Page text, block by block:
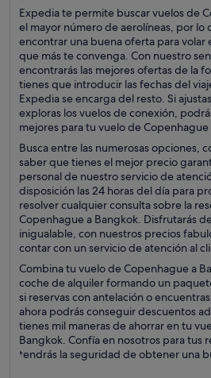
Expedia te permite buscar vuelos de
el mayor número de aerolíneas, por lo
encontrar una buena oferta para volar
que más te convenga. Con nuestro
encontrarás las mejores ofertas de la
tienes que introducir las fechas del
Expedia se encarga del resto. Si
exploras los vuelos de conexión,
mejores para tu vuelo de Copenhague
Busca entre las numerosas opciones,
saber que tienes el mejor precio
personal de nuestro servicio de
disposición las 24 horas del día para
resolver cualquier consulta sobre la
Copenhague a Bangkok. Disfrutarás
inigualable, con nuestros precios
contar con un servicio de atención al
Combina tu vuelo de Copenhague a
coche de alquiler formando un
si reservas con antelación o
ahora podrás conseguir descuentos
tienes mil maneras de ahorrar en tu
Bangkok. Confía en nosotros para tus
tendrás la seguridad de obtener una